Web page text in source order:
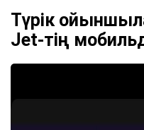
Түрік
Jet-тің